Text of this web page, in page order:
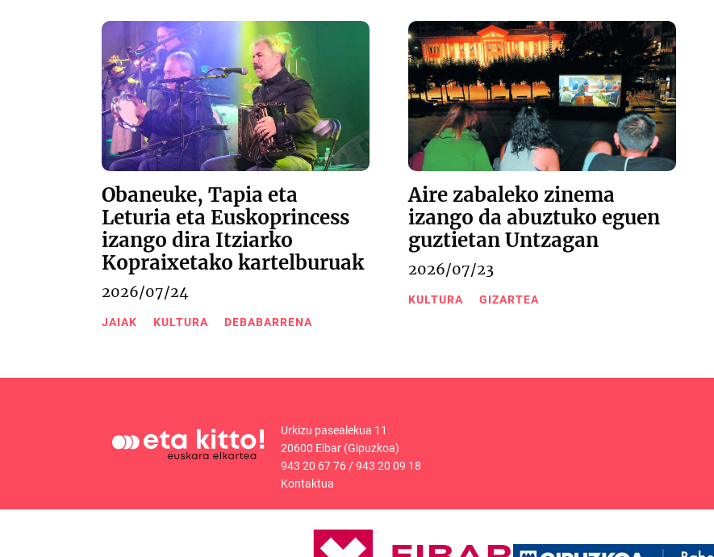
Obaneuke, Tapia eta
Leturia eta Euskoprincess
izango dira Itziarko
Kopraixetako kartelburuak
2026/07/24
JAIAK KULTURA DEBABARRENA
Aire zabaleko zinema
izango da abuztuko eguen
guztietan Untzagan
2026/07/23
KULTURA GIZARTEA
Urkizu pasealekua 11
20600 Eibar (Gipuzkoa)
943 20 67 76/943 20 09 18
Kontaktua